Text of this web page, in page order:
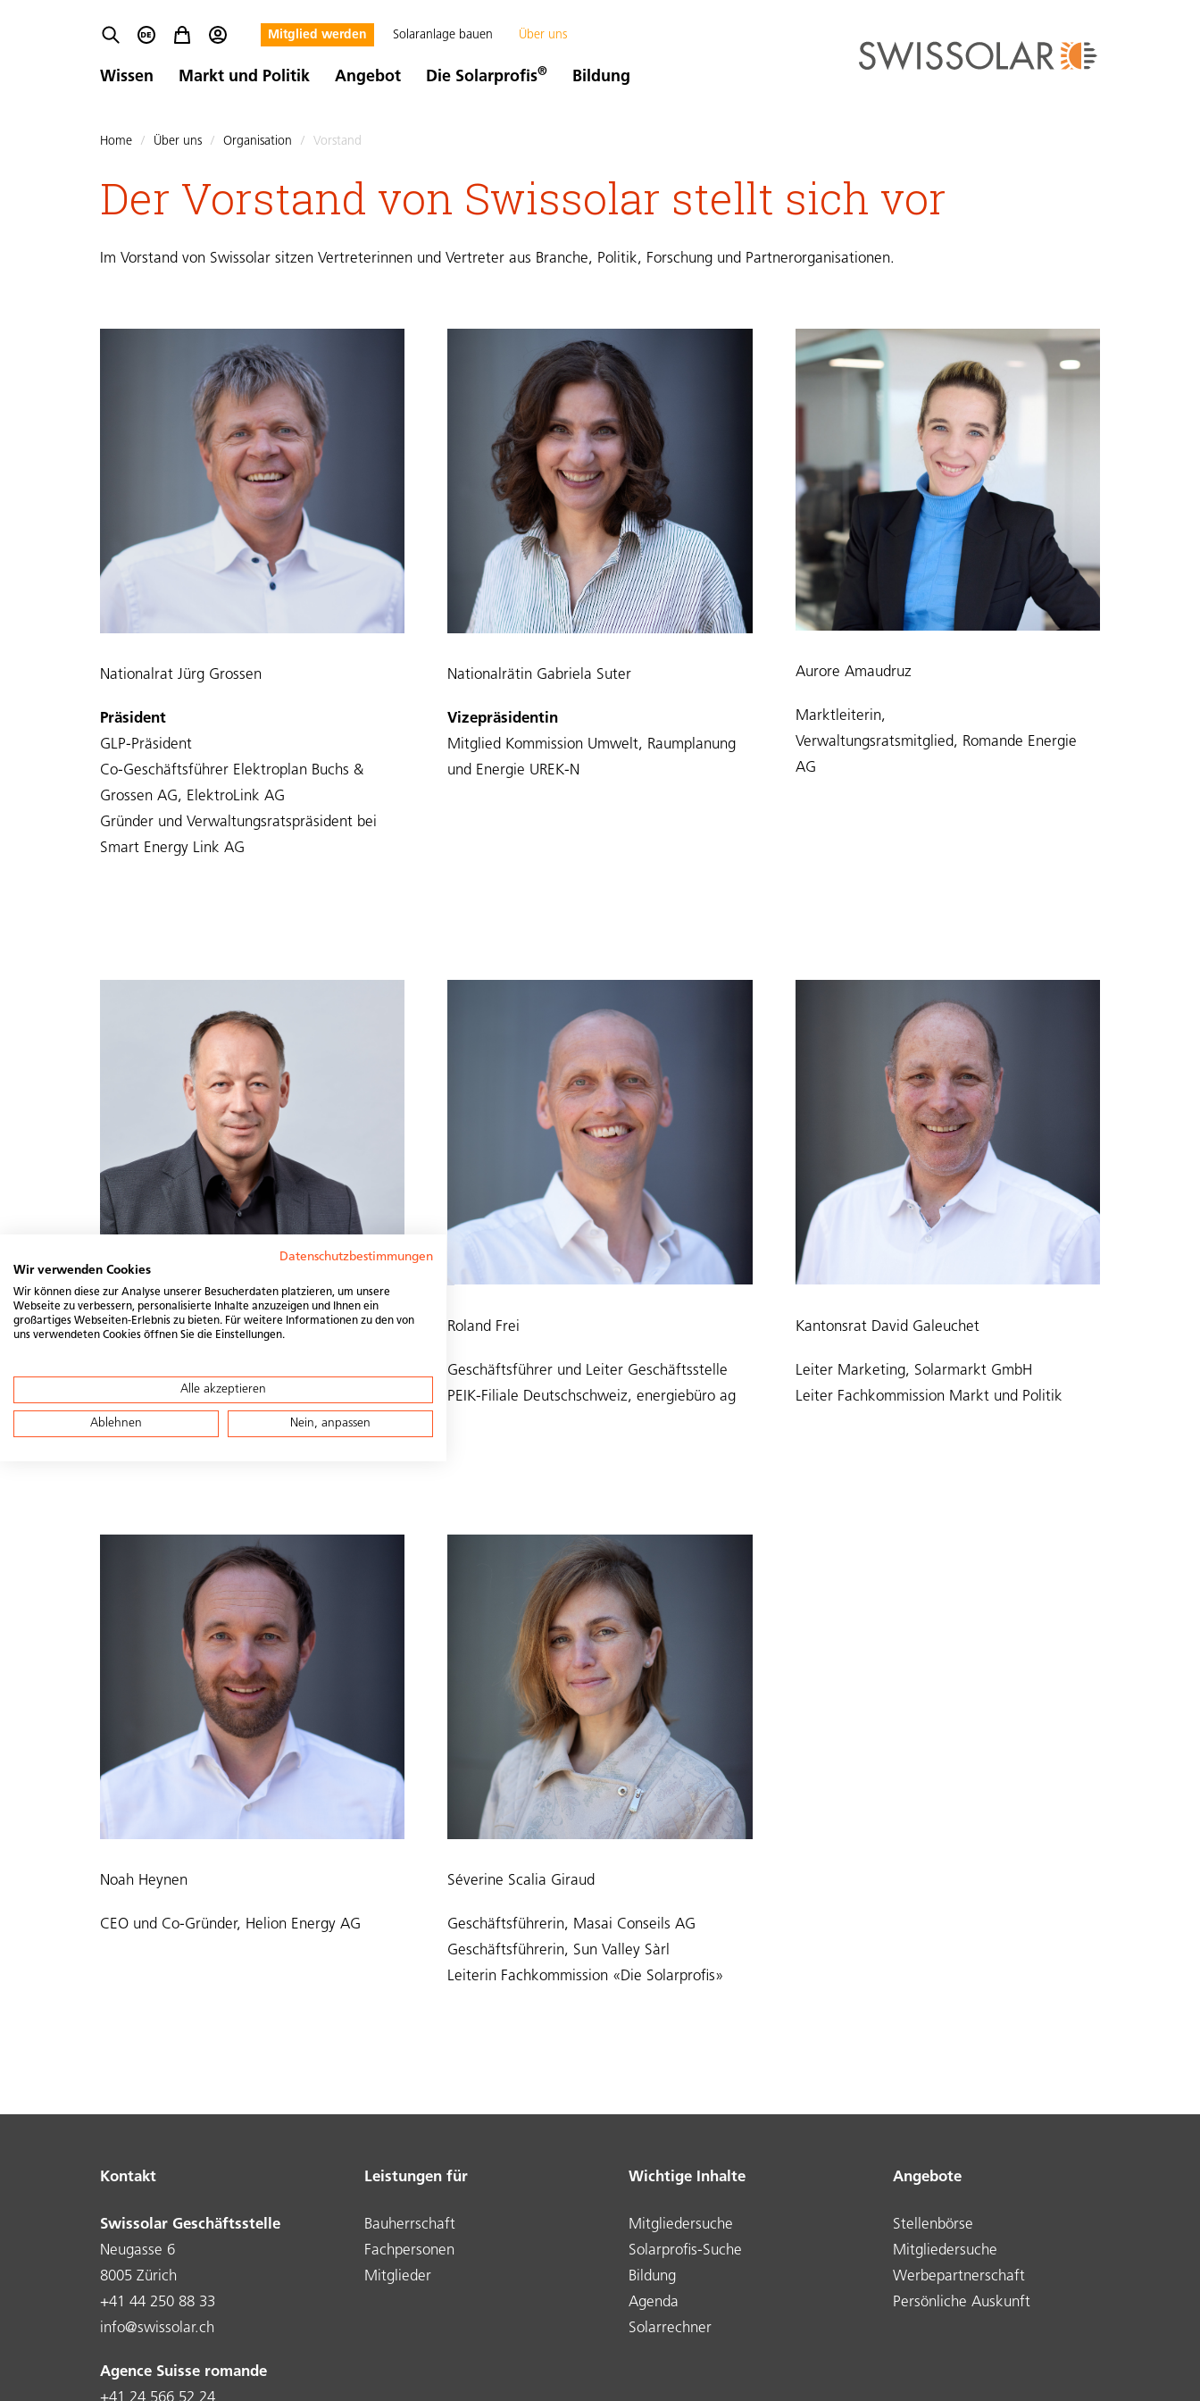
Mitglied werden Solaranlage bauen Über uns
Wissen Markt und Politik Angebot Die Solarprofis® Bildung
Home / Über uns / Organisation / Vorstand
Der Vorstand von Swissolar stellt sich vor
Im Vorstand von Swissolar sitzen Vertreterinnen und Vertreter aus Branche, Politik, Forschung und Partnerorganisationen.
Nationalrat Jürg Grossen
Präsident
GLP-Präsident
Co-Geschäftsführer Elektroplan Buchs &
Grossen AG, ElektroLink AG
Gründer und Verwaltungsratspräsident bei
Smart Energy Link AG
Nationalrätin Gabriela Suter
Vizepräsidentin
Mitglied Kommission Umwelt, Raumplanung
und Energie UREK-N
Aurore Amaudruz
Marktleiterin,
Verwaltungsratsmitglied, Romande Energie
AG
Markus Balmer
Co-Geschäftsführer Planeco und Kunz
Solartech
Roland Frei
Geschäftsführer und Leiter Geschäftsstelle
PEIK-Filiale Deutschschweiz, energiebüro ag
KantonsratDavid Galeuchet
Leiter Marketing, Solarmarkt GmbH
Leiter Fachkommission Markt und Politik
Noah Heynen
CEO und Co-Gründer, Helion Energy AG
Séverine Scalia Giraud
Geschäftsführerin, Masai Conseils AG
Geschäftsführerin, Sun Valley Sàrl
Leiterin Fachkommission «Die Solarprofis»
Kontakt
Swissolar Geschäftsstelle
Neugasse 6
8005 Zürich
+41 44 250 88 33
info@swissolar.ch
Agence Suisse romande
Leistungen für
Bauherrschaft
Fachpersonen
Mitglieder
Wichtige Inhalte
Mitgliedersuche
Solarprofis-Suche
Bildung
Agenda
Solarrechner
Angebote
Stellenbörse
Mitgliedersuche
Werbepartnerschaft
Persönliche Auskunft
Datenschutzbestimmungen
Wir verwenden Cookies
Wir können diese zur Analyse unserer Besucherdaten platzieren, um unsere
Webseite zu verbessern, personalisierte Inhalte anzuzeigen und Ihnen ein
großartiges Webseiten-Erlebnis zu bieten. Für weitere Informationen zu den von
uns verwendeten Cookies öffnen Sie die Einstellungen.
Alle akzeptieren
Ablehnen Nein, anpassen